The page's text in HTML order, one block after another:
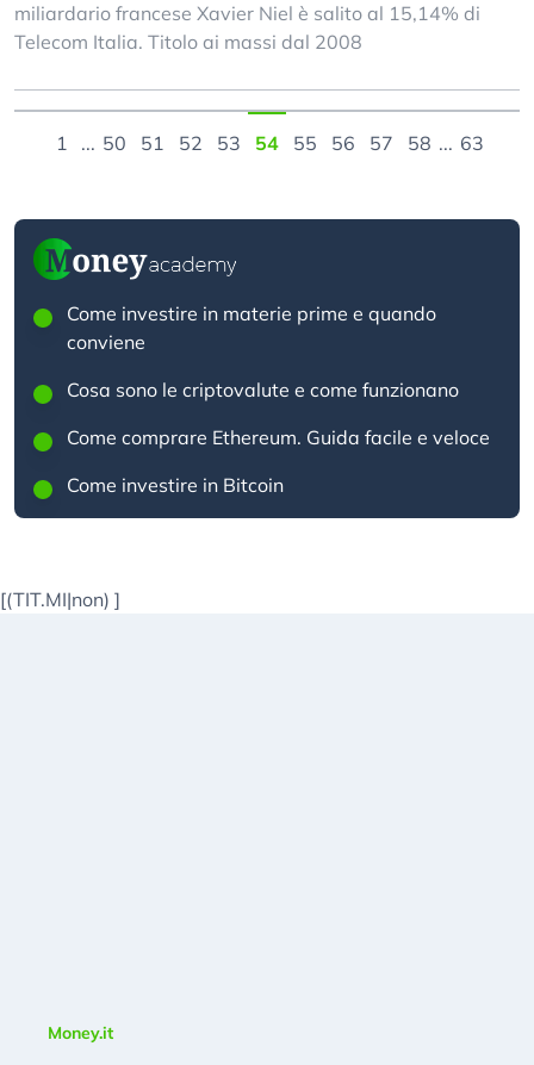
miliardario francese Xavier Niel è salito al 15,14% di
Telecom Italia. Titolo ai massi dal 2008
1 ... 50 51 52 53 54 55 56 57 58 ... 63
Come investire in materie prime e quando
conviene
Cosa sono le criptovalute e come funzionano
Come comprare Ethereum. Guida facile e veloce
Come investire in Bitcoin
[(TIT.MI|non) ]
Money.it